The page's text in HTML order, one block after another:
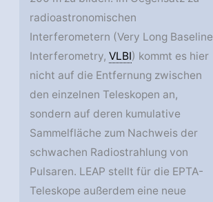
radioastronomischen
Interferometern (Very Long Baseline
Interferometry,VLBI) kommt es hier
nicht auf die Entfernung zwischen
den einzelnen Teleskopen an,
sondern auf deren kumulative
Sammelfläche zum Nachweis der
schwachen Radiostrahlung von
Pulsaren. LEAP stellt für die EPTA-
Teleskope außerdem eine neue